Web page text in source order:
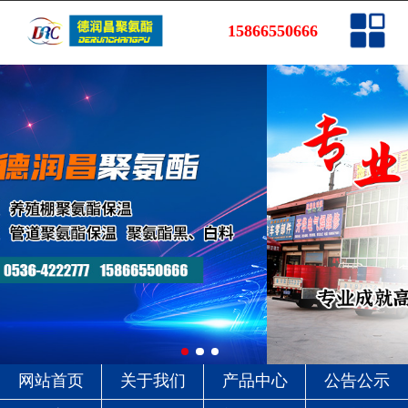
网站首页
关于我们
公告公示
工程案例
销售网络
新闻资讯
联系我们
15866550666
网站首页 关于我们 产品中心
公告公示